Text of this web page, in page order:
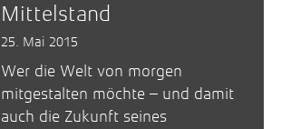
Mittelstand
25. Mai 2015
Wer die Welt von morgen
mitgestalten möchte – und damit
auch die Zukunft seines